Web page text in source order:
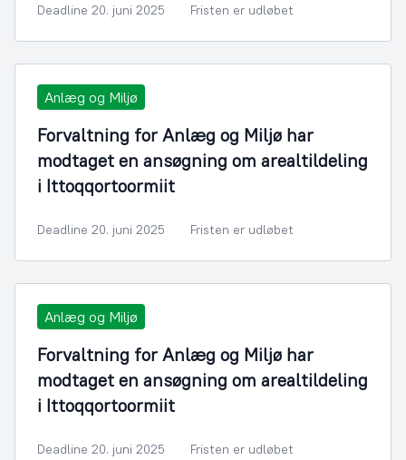
Deadline 20. juni 2025 Fristen er udløbet
Anlæg og Miljø
Forvaltning for Anlæg og Miljø har
modtaget en ansøgning om arealtildeling
i Ittoqqortoormiit
Deadline 20. juni 2025 Fristen er udløbet
Anlæg og Miljø
Forvaltning for Anlæg og Miljø har
modtaget en ansøgning om arealtildeling
i Ittoqqortoormiit
Deadline 20. juni 2025 Fristen er udløbet